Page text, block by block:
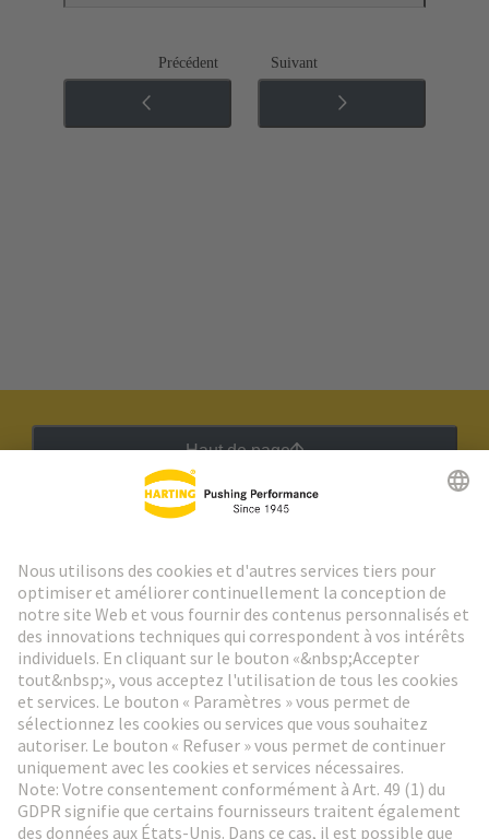
Précédent Suivant
Haut de page
Aller à l'inscription
Social Media